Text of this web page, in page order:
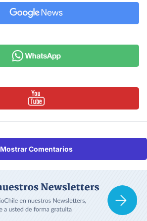
Mostrar Comentarios